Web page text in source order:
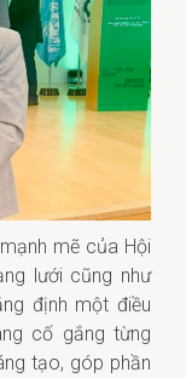
mẽ của Hội
lưới cũng như
định một điều
cố gắng từng
tạo, góp phần